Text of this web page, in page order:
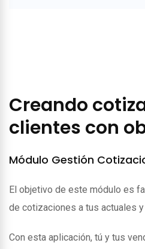
Creando
clientes con
Módulo Gestión
El objetivo de este módulo es
de cotizaciones a tus actuales
Con esta aplicación, tú y tus